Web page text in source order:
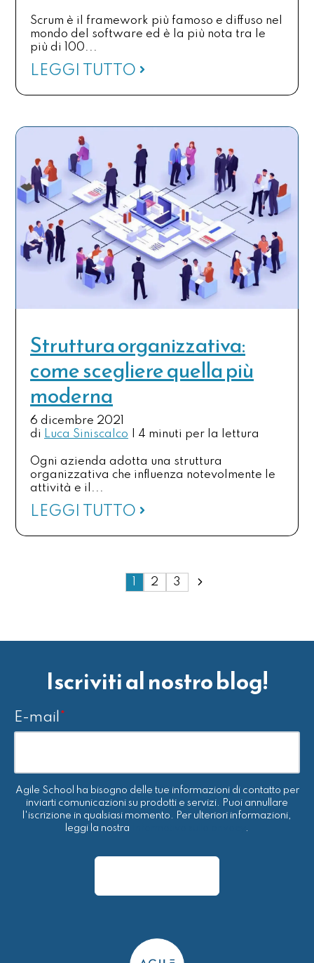
Scrum è il framework più famoso e diffuso nel
mondo del software ed è la più nota tra le
più di 100...
LEGGI TUTTO
Struttura organizzativa:
come scegliere quella più
moderna
6 dicembre 2021
di Luca Siniscalco 4 minuti per la lettura
Ogni azienda adotta una struttura
organizzativa che influenza notevolmente le
attività e il...
LEGGI TUTTO
2 3
Iscriviti al nostro blog!
E-mail *
Agile School ha bisogno delle tue informazioni di contatto per
inviarti comunicazioni su prodotti e servizi. Puoi annullare
l'iscrizione in qualsiasi momento. Per ulteriori informazioni,
leggi la nostra
.